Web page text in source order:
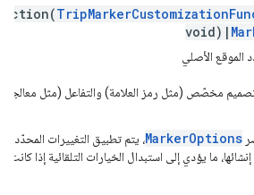
void)|
الأصلي
مخصّص (مثل رمز العلامة) والتفاعل (مثل معالجة
MarkerOptions، يتم تطبيق التغييرات المحدّدة
ما يؤدي إلى استبدال الخيارات التلقائية إذا كانت